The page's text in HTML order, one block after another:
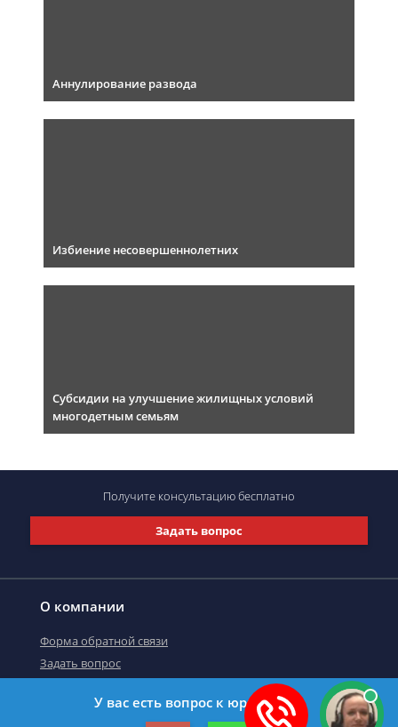
Аннулирование развода
Избиение несовершеннолетних
Субсидии на улучшение жилищных условий
многодетным семьям
О компании
Форма обратной связи
Задать вопрос
Задать вопрос
Получите консультациюбесплатно
У вас есть вопрос к юристу?